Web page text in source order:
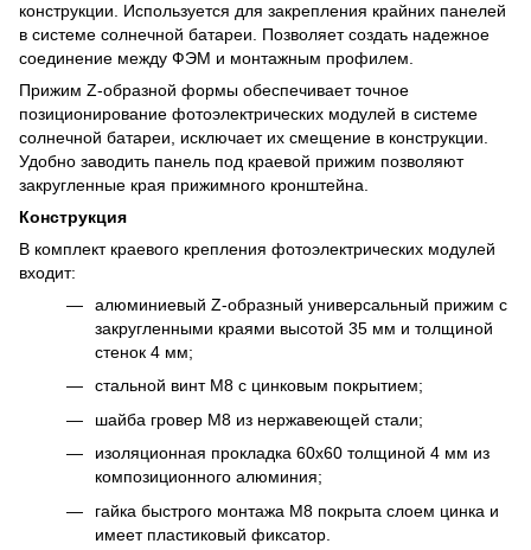
конструкции. Используется для закрепления крайних панелей
в системе солнечной батареи. Позволяет создать надежное
соединение между ФЭМ и монтажным профилем.
Прижим Z-образной формы обеспечивает точное
позиционирование фотоэлектрических модулей в системе
солнечной батареи, исключает их смещение в конструкции.
Удобно заводить панель под краевой прижим позволяют
закругленные края прижимного кронштейна.
Конструкция
В комплект краевого крепления фотоэлектрических модулей
входит:
алюминиевый Z-образный универсальный прижим с
закругленными краями высотой 35 мм и толщиной
стенок 4 мм;
стальной винт М8 с цинковым покрытием;
шайба гровер М8 из нержавеющей стали;
изоляционная прокладка 60х60 толщиной 4 мм из
композиционного алюминия;
гайка быстрого монтажа М8 покрыта слоем цинка и
имеет пластиковый фиксатор.